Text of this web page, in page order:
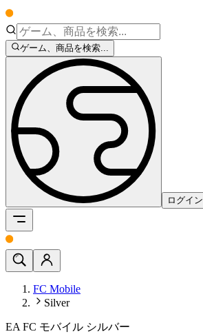
ゲーム、商品を検索...
ログイン
FC Mobile
Silver
EA FC モバイル シルバー